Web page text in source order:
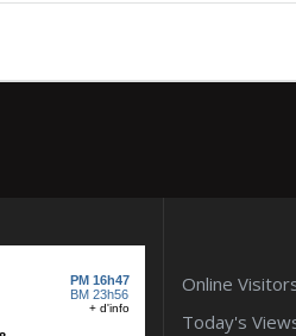
Online
Today's